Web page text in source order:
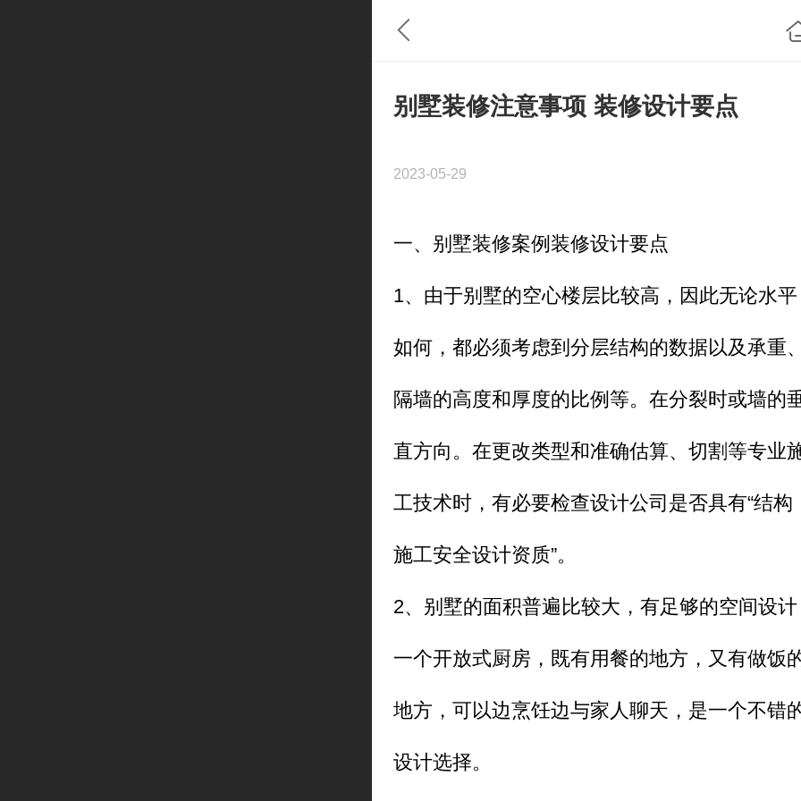
别墅装修注意事项 装修设计要点
2023-05-29
一、别墅装修案例装修设计要点
1、由于别墅的空心楼层比较高，因此无论水平
如何，都必须考虑到分层结构的数据以及承重
隔墙的高度和厚度的比例等。在分裂时或墙的
直方向。在更改类型和准确估算、切割等专业
工技术时，有必要检查设计公司是否具有“结构
施工安全设计资质”。
2、别墅的面积普遍比较大，有足够的空间设计
一个开放式厨房，既有用餐的地方，又有做饭
地方，可以边烹饪边与家人聊天，是一个不错
设计选择。